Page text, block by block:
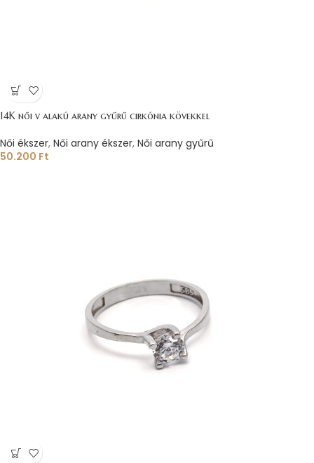
14K női v alakú arany gyűrű cirkónia kövekkel
Női ékszer, Női arany ékszer, Női arany gyűrű
50.200 Ft